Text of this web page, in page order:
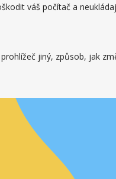
váš počítač a
jiný, způsob, jak